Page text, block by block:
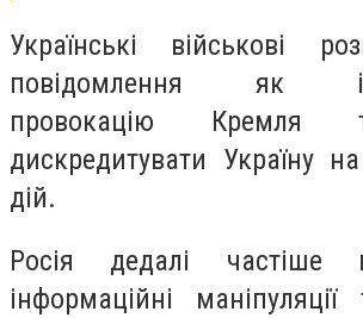
Українські військові
повідомлення як
провокацію Кремля
дискредитувати Україну
дій.
Росія дедалі частіше
інформаційні